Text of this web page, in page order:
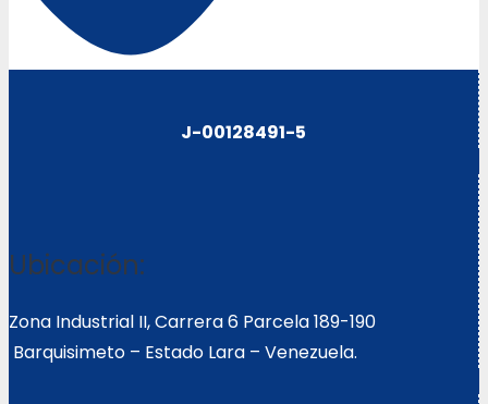
J-00128491-5
Ubicación:
Zona Industrial II, Carrera 6 Parcela 189-190
Barquisimeto – Estado Lara – Venezuela.